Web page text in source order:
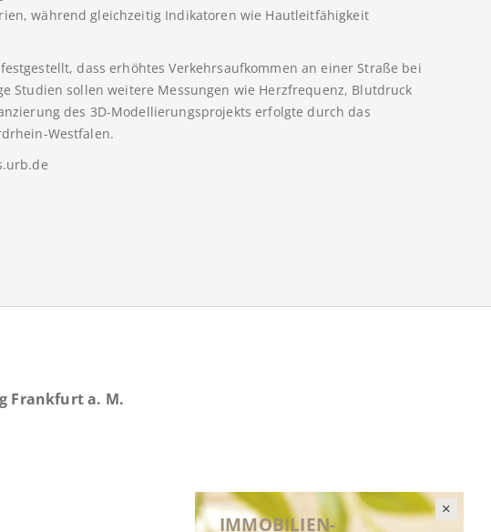
während gleichzeitig Indikatoren wie Hautleitfähigkeit
dass erhöhtes Verkehrsaufkommen an einer Straße bei
Studien sollen weitere Messungen wie Herzfrequenz, Blutdruck
des 3D-Modellierungsprojekts erfolgte durch das
Westfalen.
IMMOBILIEN-
Frankfurt a. M.